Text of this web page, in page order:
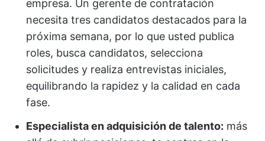
empresa. Un gerente de contratación
necesita tres candidatos destacados para la
próxima semana, por lo que usted publica
roles, busca candidatos, selecciona
solicitudes y realiza entrevistas iniciales,
equilibrando la rapidez y la calidad en cada
fase.
Especialista en adquisición de talento: más